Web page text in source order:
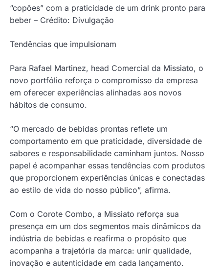
“copões” com a praticidade de um drink pronto para
beber – Crédito: Divulgação
Tendências que impulsionam
Para Rafael Martinez, head Comercial da Missiato, o
novo portfólio reforça o compromisso da empresa
em oferecer experiências alinhadas aos novos
hábitos de consumo.
“O mercado de bebidas prontas reflete um
comportamento em que praticidade, diversidade de
sabores e responsabilidade caminham juntos. Nosso
papel é acompanhar essas tendências com produtos
que proporcionem experiências únicas e conectadas
ao estilo de vida do nosso público”, afirma.
Com o Corote Combo, a Missiato reforça sua
presença em um dos segmentos mais dinâmicos da
indústria de bebidas e reafirma o propósito que
acompanha a trajetória da marca: unir qualidade,
inovação e autenticidade em cada lançamento.